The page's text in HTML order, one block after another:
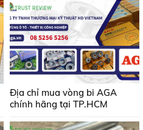
Địa chỉ mua vòng bi AGA
chính hãng tại TP.HCM